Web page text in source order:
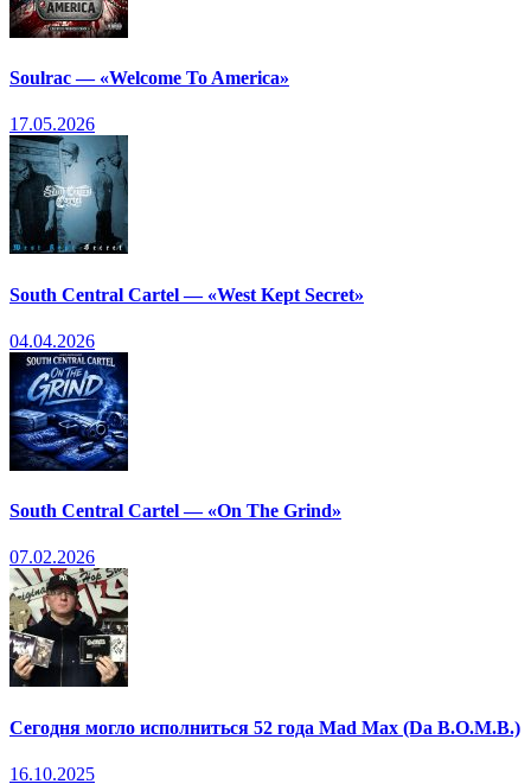
Soulrac — «Welcome To America»
17.05.2026
South Central Cartel — «West Kept Secret»
04.04.2026
South Central Cartel — «On The Grind»
07.02.2026
Сегодня могло исполниться 52 года Mad Max (Da B.O.M.B.)
16.10.2025